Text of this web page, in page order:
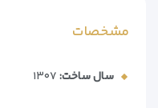
کاه‌گلی، قوس‌های زیبا
مشخصات
سال ساخت:۱۳۰۷